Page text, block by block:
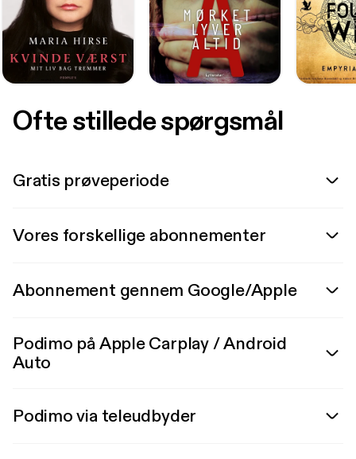
Ofte stillede spørgsmål
Gratis prøveperiode
Vores forskellige abonnementer
Abonnement gennem Google/Apple
Podimo på Apple Carplay / Android
Auto
Podimo via teleudbyder